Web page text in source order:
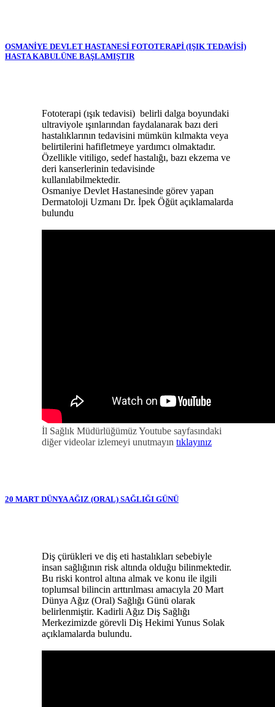
OSMANİYE DEVLET HASTANESİ FOTOTERAPİ (IŞIK TEDAVİSİ)
HASTA KABULÜNE BAŞLAMIŞTIR
Fototerapi (ışık tedavisi) belirli dalga boyundaki
ultraviyole ışınlarından faydalanarak bazı deri
hastalıklarının tedavisini mümkün kılmakta veya
belirtilerini hafifletmeye yardımcı olmaktadır.
Özellikle vitiligo, sedef hastalığı, bazı ekzema ve
deri kanserlerinin tedavisinde
kullanılabilmektedir.
Osmaniye Devlet Hastanesinde görev yapan
Dermatoloji Uzmanı Dr. İpek Öğüt açıklamalarda
bulundu
İl Sağlık Müdürlüğümüz Youtube sayfasındaki
diğer videolar izlemeyi unutmayın tıklayınız
20 MART DÜNYA AĞIZ (ORAL) SAĞLIĞI GÜNÜ
Diş çürükleri ve diş eti hastalıkları sebebiyle
insan sağlığının risk altında olduğu bilinmektedir.
Bu riski kontrol altına almak ve konu ile ilgili
toplumsal bilincin arttırılması amacıyla 20 Mart
Dünya Ağız (Oral) Sağlığı Günü olarak
belirlenmiştir. Kadirli Ağız Diş Sağlığı
Merkezimizde görevli Diş Hekimi Yunus Solak
açıklamalarda bulundu.